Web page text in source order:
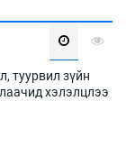
туурвил зүйн
хэлэлцлээ